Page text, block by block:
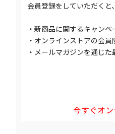
会員登録をしていただくと
・新商品に関するキャン
・オンラインストアの会
・メールマガジンを通じ
今すぐオ